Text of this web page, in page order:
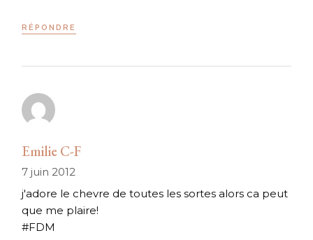
RÉPONDRE
Emilie C-F
7 juin 2012
j'adore le chevre de toutes les sortes alors ca peut
que me plaire!
#FDM